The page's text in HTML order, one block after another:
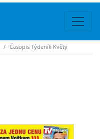
Časopis Týdeník Květy